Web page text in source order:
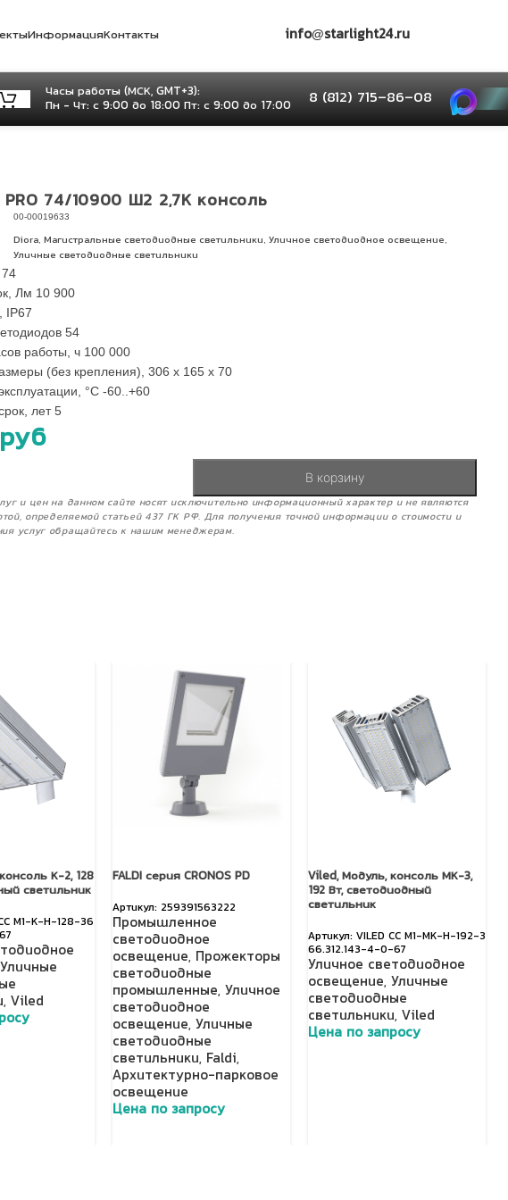
ИнформацияКонтакты info@starlight24.ru
Часы работы (МСК, GMT+3):
Пн - Чт: с 9:00 до 18:00 Пт: с 9:00 до 17:00
8 (812) 715–86–08
74/10900 Ш2 2,7К консоль
00-00019633
Diora Магистральные светодиодные светильники Уличное светодиодное освещение
Уличные светодиодные светильники
Лм 10 900
IP67
54
работы, ч 100 000
(без крепления), 306 x 165 x 70
°C -60..+60
лет 5
руб
В корзину
и цен на данном сайте носят исключительно информационный характер и не являются
определяемой статьей 437 ГК РФ. Для получения точной информации о стоимости и
услуг обращайтесь к нашим менеджерам.
К-2, 128
светильник
СС М1-К-Н-128-36
Уличные
, Viled
FALDI серия CRONOS PD
259391563222
Промышленное
светодиодное
освещение, Прожекторы
светодиодные
промышленные, Уличное
светодиодное
освещение, Уличные
светодиодные
светильники, Faldi,
Архитектурно-парковое
освещение
Цена по запросу
Viled, Модуль, консоль МК-3,
192 Вт, светодиодный
светильник
VILED СС М1-МК-Н-192-3
66.312.143-4-0-67
Уличное светодиодное
освещение, Уличные
светодиодные
светильники, Viled
Цена по запросу